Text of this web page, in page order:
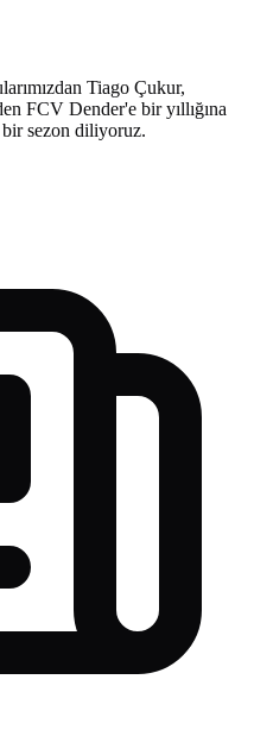
Tiago Çukur,
FCV Dender'e bir yıllığına
bir sezon diliyoruz.